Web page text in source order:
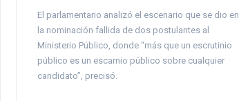
El parlamentario analizó el escenario que se dio en
la nominación fallida de dos postulantes al
Ministerio Público, donde “más que un escrutinio
público es un escarnio público sobre cualquier
candidato”, precisó.